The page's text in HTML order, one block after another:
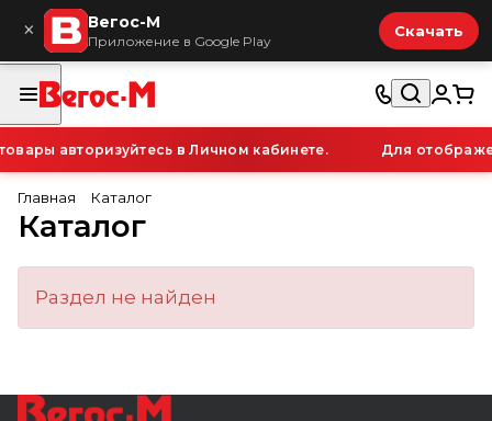
× Вегос-М
Приложение в Google Play
Скачать
авторизуйтесь в Личном кабинете. Для
Главная Каталог
Каталог
Раздел не найден